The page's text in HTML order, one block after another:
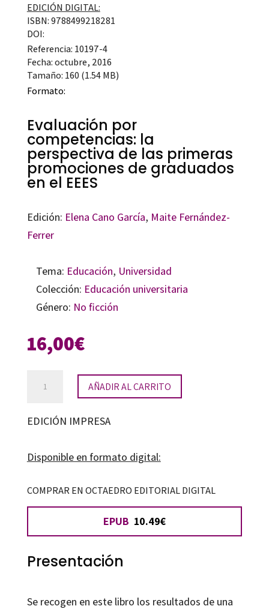
EDICIÓN DIGITAL:
ISBN: 9788499218281
DOI:
Referencia: 10197-4
Fecha: octubre, 2016
Tamaño: 160 (1.54 MB)
Formato:
Evaluación por
competencias: la
perspectiva de las primeras
promociones de graduados
en el EEES
Edición: Elena Cano García, Maite Fernández-
Ferrer
Tema: Educación, Universidad
Colección: Educación universitaria
Género: No ficción
16,00€
competencias:
perspectiva
las
primeras
de
graduados
AÑADIR AL CARRITO
EDICIÓN IMPRESA
Disponible en formato digital:
COMPRAR EN OCTAEDRO EDITORIAL DIGITAL
EPUB 10.49€
Presentación
Se recogen en este libro los resultados de una